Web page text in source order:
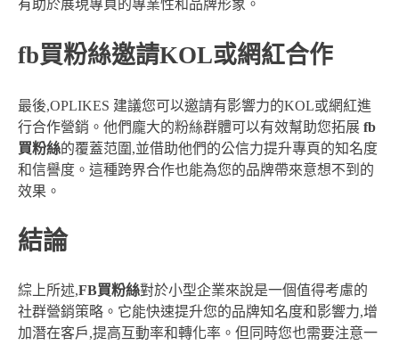
有助於展現專頁的專業性和品牌形象。
fb買粉絲邀請KOL或網紅合作
最後,OPLIKES 建議您可以邀請有影響力的KOL或網紅進
行合作營銷。他們龐大的粉絲群體可以有效幫助您拓展 fb
買粉絲的覆蓋范圍,並借助他們的公信力提升專頁的知名度
和信譽度。這種跨界合作也能為您的品牌帶來意想不到的
效果。
結論
綜上所述,FB買粉絲對於小型企業來說是一個值得考慮的
社群營銷策略。它能快速提升您的品牌知名度和影響力,增
加潛在客戶,提高互動率和轉化率。但同時您也需要注意一